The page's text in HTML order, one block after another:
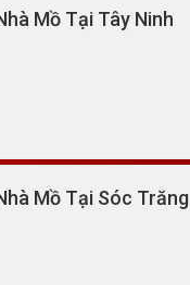
Mồ Tại Tây Ninh
Mồ Tại Sóc Trăng